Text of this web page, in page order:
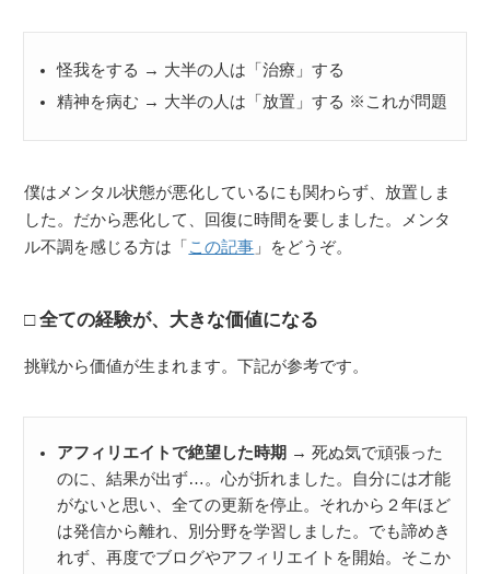
怪我をする → 大半の人は「治療」する
精神を病む → 大半の人は「放置」する ※これが問題
僕はメンタル状態が悪化しているにも関わらず、放置しま
した。だから悪化して、回復に時間を要しました。メンタ
ル不調を感じる方は「 この記事 」をどうぞ。
全ての経験が、大きな価値になる
挑戦から価値が生まれます。下記が参考です。
アフィリエイトで絶望した時期 → 死ぬ気で頑張った
のに、結果が出ず…。心が折れました。自分には才能
がないと思い、全ての更新を停止。それから２年ほど
は発信から離れ、別分野を学習しました。でも諦めき
れず、再度でブログやアフィリエイトを開始。そこか